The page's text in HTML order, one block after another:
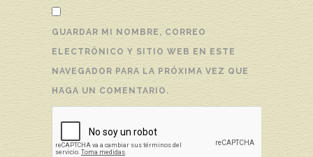
GUARDAR MI NOMBRE, CORREO
ELECTRÓNICO Y SITIO WEB EN ESTE
NAVEGADOR PARA LA PRÓXIMA VEZ QUE
HAGA UN COMENTARIO.